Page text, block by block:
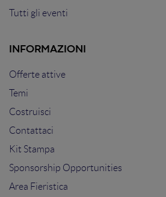
Tutti gli eventi
INFORMAZIONI
Offerte attive
Temi
Costruisci
Contattaci
Kit Stampa
Sponsorship Opportunities
Area Fieristica